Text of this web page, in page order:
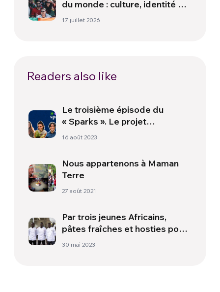
du monde : culture, identité et
politique hors du terrain
17 juillet 2026
Readers also like
Le troisième épisode du
« Sparks ». Le projet
Orphalese : un voyage au
16 août 2023
Nous appartenons à Maman
Terre
27 août 2021
Par trois jeunes Africains,
pâtes fraîches et hosties pour
la messe
30 mai 2023